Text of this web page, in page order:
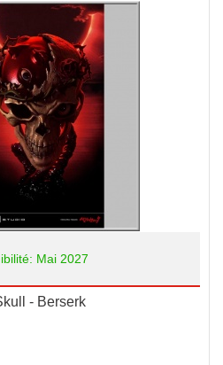
Mai 2027
- Berserk